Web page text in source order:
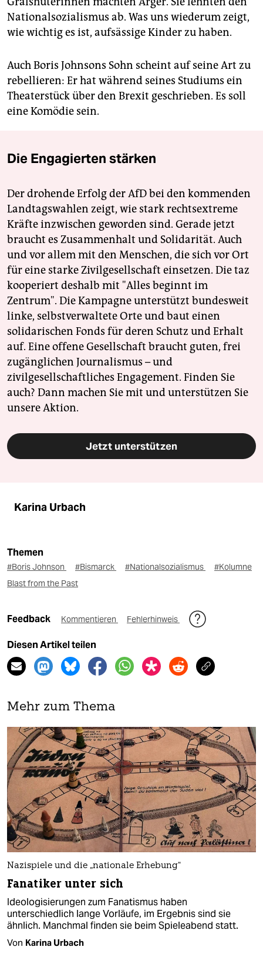
Nationalsozialismus ab. Was uns wiederum zeigt,
wie wichtig es ist, aufsässige Kinder zu haben.
Auch Boris Johnsons Sohn scheint auf seine Art zu
rebellieren: Er hat während seines Studiums ein
Theaterstück über den Brexit geschrieben. Es soll
eine Komödie sein.
Die Engagierten stärken
Der drohende Erfolg der AfD bei den kommenden
Landtagswahlen zeigt, wie stark rechtsextreme
Kräfte inzwischen geworden sind. Gerade jetzt
braucht es Zusammenhalt und Solidarität. Auch
und vor allem mit den Menschen, die sich vor Ort
für eine starke Zivilgesellschaft einsetzen. Die taz
kooperiert deshalb mit "Alles beginnt im
Zentrum". Die Kampagne unterstützt bundesweit
linke, selbstverwaltete Orte und baut einen
solidarischen Fonds für deren Schutz und Erhalt
auf. Eine offene Gesellschaft braucht guten, frei
zugänglichen Journalismus – und
zivilgesellschaftliches Engagement. Finden Sie
auch? Dann machen Sie mit und unterstützen Sie
unsere Aktion.
Jetzt unterstützen
Karina Urbach
Themen
#Boris Johnson #Bismarck #Nationalsozialismus
#Kolumne
Blast from the Past
Feedback Kommentieren Fehlerhinweis
Diesen Artikel teilen
Mehr zum Thema
Nazispiele und die „nationale Erhebung“
Fanatiker unter sich
Ideologisierungen zum Fanatismus haben
unterschiedlich lange Vorläufe, im Ergebnis sind sie
ähnlich. Manchmal finden sie beim Spieleabend statt.
Von Karina Urbach